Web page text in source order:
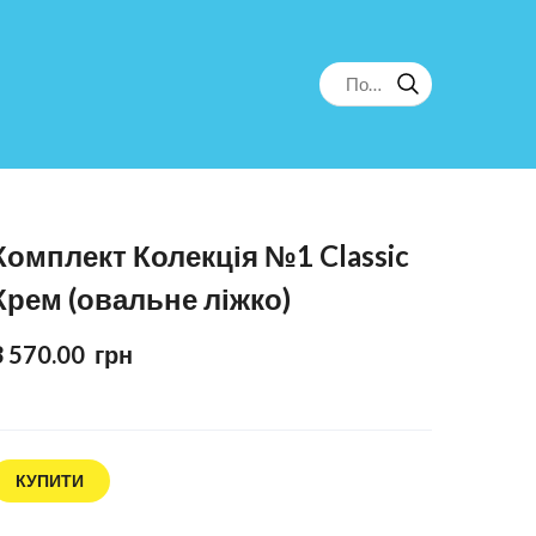
Колекція №1 Classic
(овальне ліжко)
570.00  грн
КУПИТИ